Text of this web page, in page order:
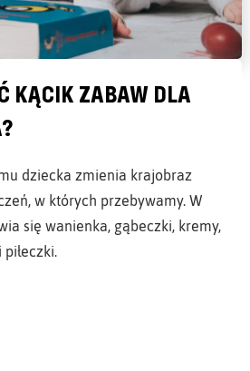
KĄCIK ZABAW DLA
dziecka zmienia krajobraz
w których przebywamy. W
się wanienka, gąbeczki, kremy,